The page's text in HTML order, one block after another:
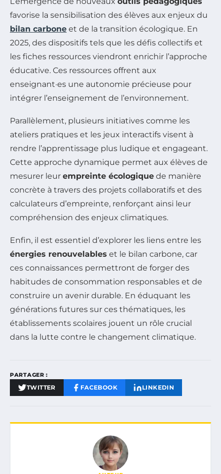
favorise la sensibilisation des élèves aux enjeux du
bilan carbone et de la transition écologique. En
2025, des dispositifs tels que les défis collectifs et
les fiches ressources viendront enrichir l’approche
éducative. Ces ressources offrent aux
enseignant·es une autonomie précieuse pour
intégrer l’enseignement de l’environnement.
Parallèlement, plusieurs initiatives comme les
ateliers pratiques et les jeux interactifs visent à
rendre l’apprentissage plus ludique et engageant.
Cette approche dynamique permet aux élèves de
mesurer leur empreinte écologique de manière
concrète à travers des projets collaboratifs et des
calculateurs d’empreinte, renforçant ainsi leur
compréhension des enjeux climatiques.
Enfin, il est essentiel d’explorer les liens entre les
énergies renouvelables et le bilan carbone, car
ces connaissances permettront de forger des
habitudes de consommation responsables et de
construire un avenir durable. En éduquant les
générations futures sur ces thématiques, les
établissements scolaires jouent un rôle crucial
dans la lutte contre le changement climatique.
PARTAGER :
TWITTER FACEBOOK LINKEDIN